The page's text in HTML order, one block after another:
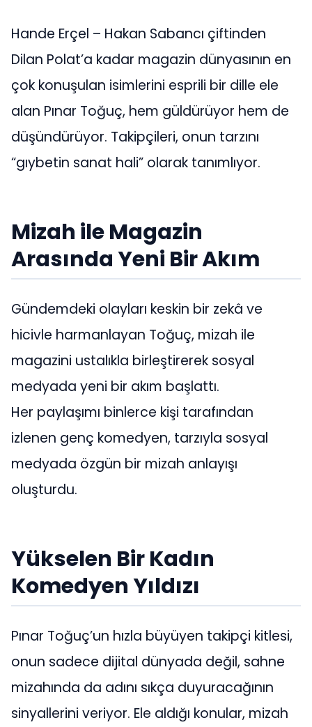
Hande Erçel – Hakan Sabancı çiftinden
Dilan Polat’a kadar magazin dünyasının en
çok konuşulan isimlerini esprili bir dille ele
alan Pınar Toğuç, hem güldürüyor hem de
düşündürüyor. Takipçileri, onun tarzını
“gıybetin sanat hali” olarak tanımlıyor.
Mizah ile Magazin
Arasında Yeni Bir Akım
Gündemdeki olayları keskin bir zekâ ve
hicivle harmanlayan Toğuç, mizah ile
magazini ustalıkla birleştirerek sosyal
medyada yeni bir akım başlattı.
Her paylaşımı binlerce kişi tarafından
izlenen genç komedyen, tarzıyla sosyal
medyada özgün bir mizah anlayışı
oluşturdu.
Yükselen Bir Kadın
Komedyen Yıldızı
Pınar Toğuç’un hızla büyüyen takipçi kitlesi,
onun sadece dijital dünyada değil, sahne
mizahında da adını sıkça duyuracağının
sinyallerini veriyor. Ele aldığı konular, mizah